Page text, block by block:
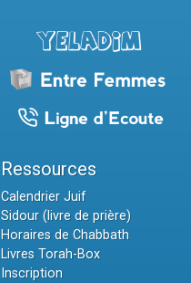
Ressources
Calendrier Juif
Sidour (livre de prière)
Horaires de Chabbath
Livres Torah-Box
Inscription